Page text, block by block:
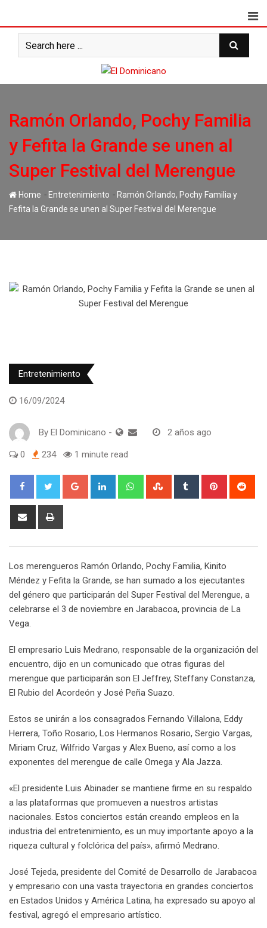
content
Ramón Orlando, Pochy Familia
y Fefita la Grande se unen al
Super Festival del Merengue
Home - Entretenimiento - Ramón Orlando, Pochy Familia y
Fefita la Grande se unen al Super Festival del Merengue
Entretenimiento
16/09/2024
By El Dominicano - 2 años ago
0 234 1 minute read
Google+ LinkedIn WhatsappStumbleUpon
Tumblr Pinterest
Share
Los merengueros Ramón Orlando, Pochy Familia, Kinito
Méndez y Fefita la Grande, se han sumado a los ejecutantes
del género que participarán del Super Festival del Merengue, a
celebrarse el 3 de noviembre en Jarabacoa, provincia de La
Vega.
El empresario Luis Medrano, responsable de la organización del
encuentro, dijo en un comunicado que otras figuras del
merengue que participarán son El Jeffrey, Steffany Constanza,
El Rubio del Acordeón y José Peña Suazo.
Estos se unirán a los consagrados Fernando Villalona, Eddy
Herrera, Toño Rosario, Los Hermanos Rosario, Sergio Vargas,
Miriam Cruz, Wilfrido Vargas y Alex Bueno, así como a los
exponentes del merengue de calle Omega y Ala Jazza.
«El presidente Luis Abinader se mantiene firme en su respaldo
a las plataformas que promueven a nuestros artistas
nacionales. Estos conciertos están creando empleos en la
industria del entretenimiento, es un muy importante apoyo a la
riqueza cultural y folclórica del país», afirmó Medrano.
José Tejeda, presidente del Comité de Desarrollo de Jarabacoa
y empresario con una vasta trayectoria en grandes conciertos
en Estados Unidos y América Latina, ha expresado su apoyo al
festival, agregó el empresario artístico.